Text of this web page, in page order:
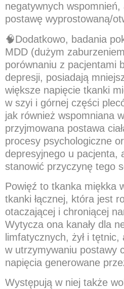
negatywnych
postawę wyprostowaną/
🧠Dodatkowo, badania
MDD (dużym
porównaniu z pacjentami
depresji, posiadają
większe napięcie tkanki
w szyi i górnej części
jak również wspomniana
przyjmowana postawa
procesy psychologiczne
depresyjnego u pacjenta,
stanowić przyczynę tego
Powięź to tkanka miękka
tkanki łącznej, która jest
otaczającej i chroniącej
Wytycza ona kanały dla
limfatycznych, żył i
w utrzymywaniu postawy
napięcia generowane
Występują w niej także